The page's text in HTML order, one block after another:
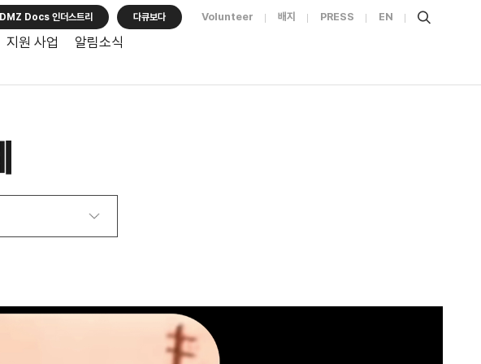
지원 사업 알림소식
DMZ Docs 인더스트리 다큐보다 Volunteer 배지 PRESS EN